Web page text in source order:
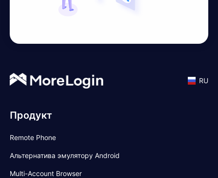
RU
Продукт
Remote Phone
Альтернатива эмулятору Android
Multi-Account Browser